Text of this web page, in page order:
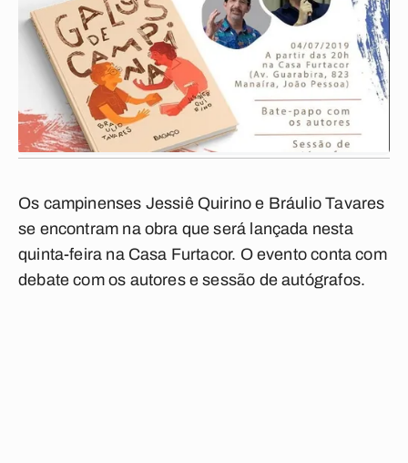
Os campinenses Jessiê Quirino e Bráulio Tavares
se encontram na obra que será lançada nesta
quinta-feira na Casa Furtacor. O evento conta com
debate com os autores e sessão de autógrafos.